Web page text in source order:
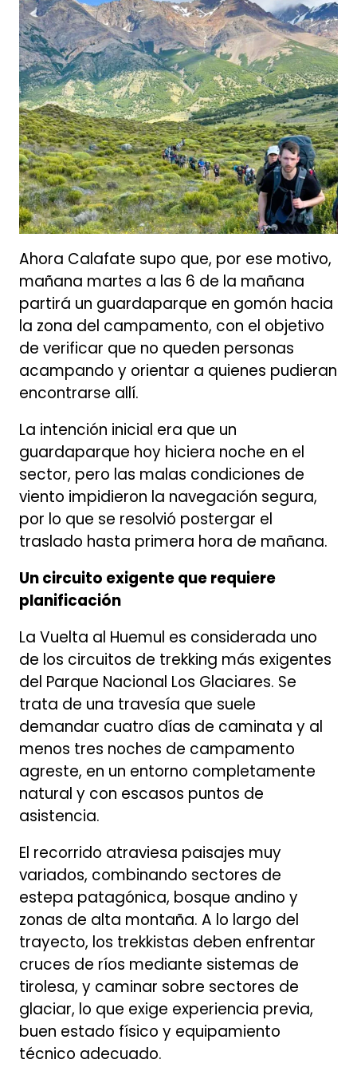
Ahora Calafate supo que, por ese motivo,
mañana martes a las 6 de la mañana
partirá un guardaparque en gomón hacia
la zona del campamento, con el objetivo
de verificar que no queden personas
acampando y orientar a quienes pudieran
encontrarse allí.
La intención inicial era que un
guardaparque hoy hiciera noche en el
sector, pero las malas condiciones de
viento impidieron la navegación segura,
por lo que se resolvió postergar el
traslado hasta primera hora de mañana.
Un circuito exigente que requiere
planificación
La Vuelta al Huemul es considerada uno
de los circuitos de trekking más exigentes
del Parque Nacional Los Glaciares. Se
trata de una travesía que suele
demandar cuatro días de caminata y al
menos tres noches de campamento
agreste, en un entorno completamente
natural y con escasos puntos de
asistencia.
El recorrido atraviesa paisajes muy
variados, combinando sectores de
estepa patagónica, bosque andino y
zonas de alta montaña. A lo largo del
trayecto, los trekkistas deben enfrentar
cruces de ríos mediante sistemas de
tirolesa, y caminar sobre sectores de
glaciar, lo que exige experiencia previa,
buen estado físico y equipamiento
técnico adecuado.